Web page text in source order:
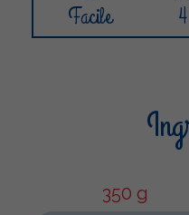
Facile 4
350 g